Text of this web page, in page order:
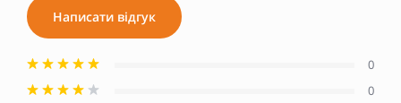
Написати відгук
0
0